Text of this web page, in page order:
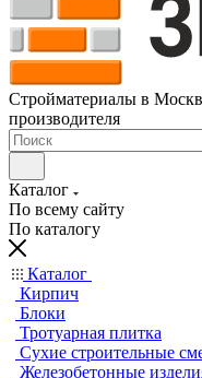
Стройматериалы в
производителя
Каталог
По всему сайту
По каталогу
Каталог
Кирпич
Блоки
Тротуарная плитка
Сухие строительные
Железобетонные